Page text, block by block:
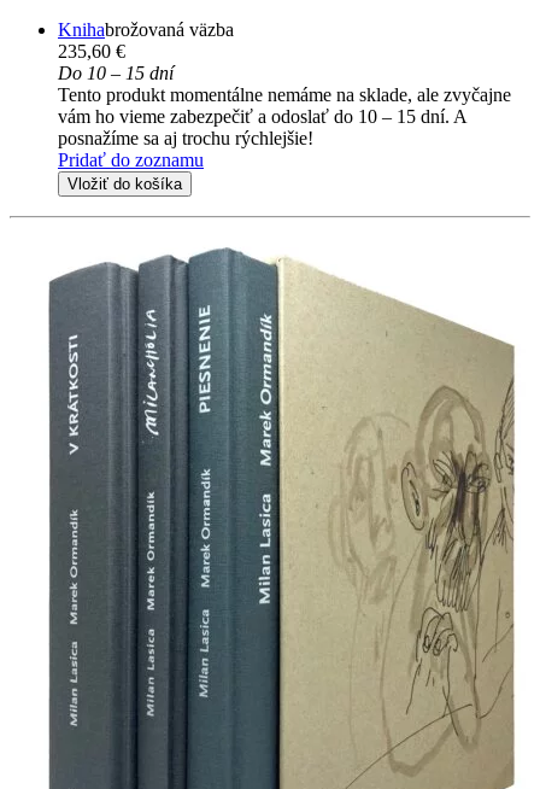
Knihabrožovaná väzba
235,60 €
Do 10 – 15 dní
Tento produkt momentálne nemáme na sklade, ale zvyčajne
vám ho vieme zabezpečiť a odoslať do 10 – 15 dní. A
posnažíme sa aj trochu rýchlejšie!
Pridať do zoznamu
Vložiť do košíka